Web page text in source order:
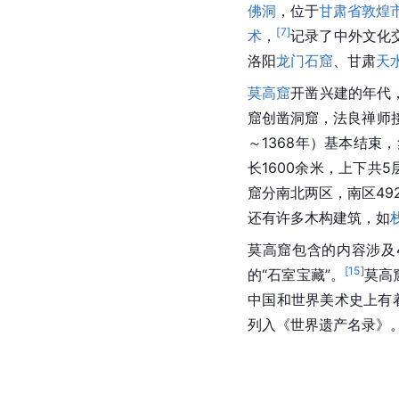
佛洞 ，位于甘肃省敦煌
术 ， [7]记录了中外文化
洛阳龙门石窟 、甘肃天
莫高窟开凿兴建的年代
窟创凿洞窟，法良禅师
～1368年）基本结束
长1600余米，上下共5
窟分南北两区，南区
还有许多木构建筑，如
莫高窟包含的内容涉
的“石室宝藏”。
[15]莫高
中国和世界美术史上有
列入《世界遗产名录》